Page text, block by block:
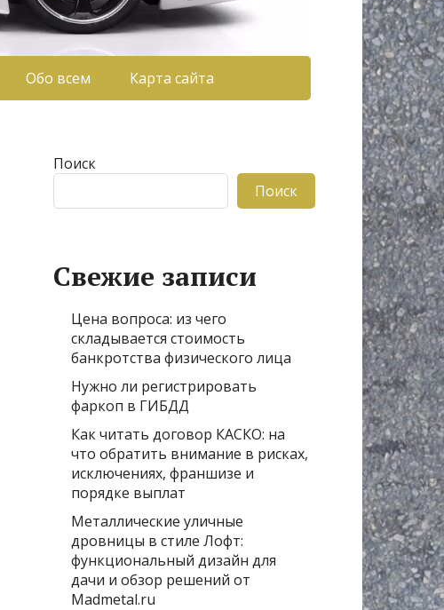
Обо всем Карта сайта
Поиск
Поиск
Свежие записи
Цена вопроса: из чего
складывается стоимость
банкротства физического лица
Нужно ли регистрировать
фаркоп в ГИБДД
Как читать договор КАСКО: на
что обратить внимание в рисках,
исключениях, франшизе и
порядке выплат
Металлические уличные
дровницы в стиле Лофт:
функциональный дизайн для
дачи и обзор решений от
Madmetal.ru